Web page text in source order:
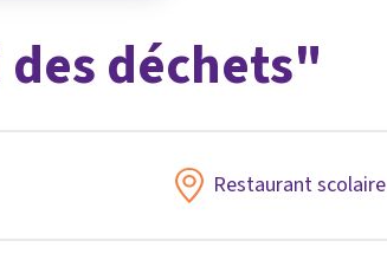
déchets"
Restaurant scolaire